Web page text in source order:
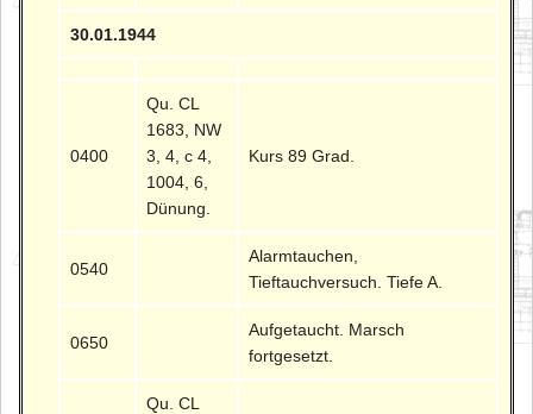
30.01.1944
0400
Qu. CL
1683, NW
3, 4, c 4,
1004, 6,
Dünung.
Kurs 89 Grad.
0540
Alarmtauchen,
Tieftauchversuch. Tiefe A.
0650
Aufgetaucht. Marsch
fortgesetzt.
Qu. CL